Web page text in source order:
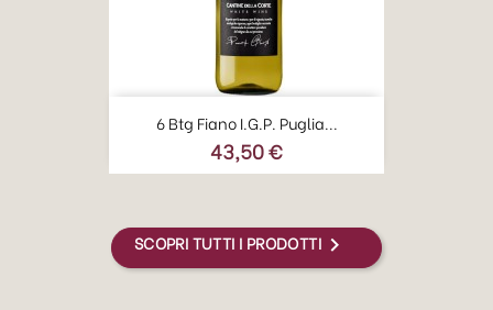
6 Btg Fiano I.G.P. Puglia...
Prezzo
43,50 €
SCOPRI TUTTI I PRODOTTI 